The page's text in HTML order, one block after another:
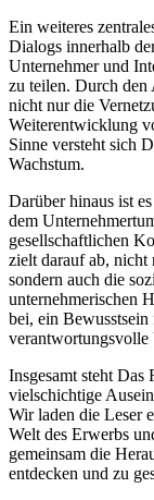
Ein weiteres
Dialogs innerhalb
Unternehmer und
zu teilen. Durch den
nicht nur die
Weiterentwicklung
Sinne versteht sich
Wachstum.
Darüber hinaus ist
dem
gesellschaftlichen
zielt darauf ab, nicht
sondern auch die
unternehmerischen
bei, ein
verantwortungsvolle
Insgesamt steht
vielschichtige
Wir laden die Leser
Welt des Erwerbs
gemeinsam die
entdecken und zu